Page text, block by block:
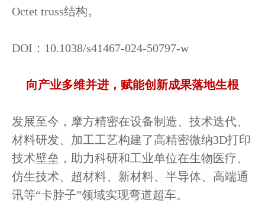
Octet truss结构。
DOI：10.1038/s41467-024-50797-w
向产业多维并进，赋能创新成果落地生根
发展至今，摩方精密在设备制造、技术迭代、
材料研发、加工工艺构建了高精密微纳3D打印
技术壁垒，助力科研和工业单位在生物医疗、
仿生技术、超材料、新材料、半导体、高端通
讯等“卡脖子”领域实现弯道超车。